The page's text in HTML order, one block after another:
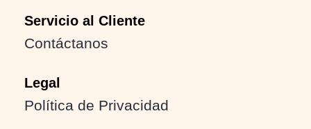
Servicio al Cliente
Contáctanos
Legal
Política de Privacidad